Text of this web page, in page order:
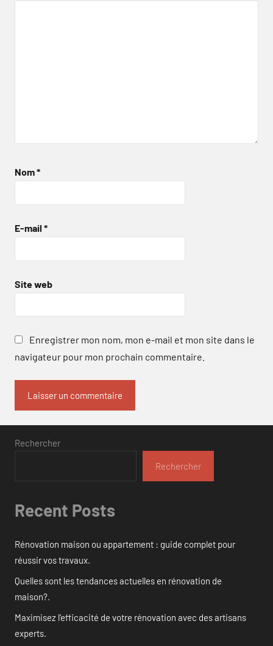
Nom*
E-mail *
Site web
Enregistrer mon nom, mon e-mail et mon site dans le
navigateur pour mon prochain commentaire.
Rechercher
Rechercher
Recent Posts
Rénovation maison ou appartement : guide complet pour
réussir vos travaux.
Quelles sont les tendances actuelles en rénovation de
maison?.
Maximisez l’efficacité de votre rénovation avec des artisans
experts.